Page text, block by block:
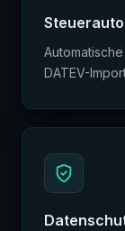
DATEV-